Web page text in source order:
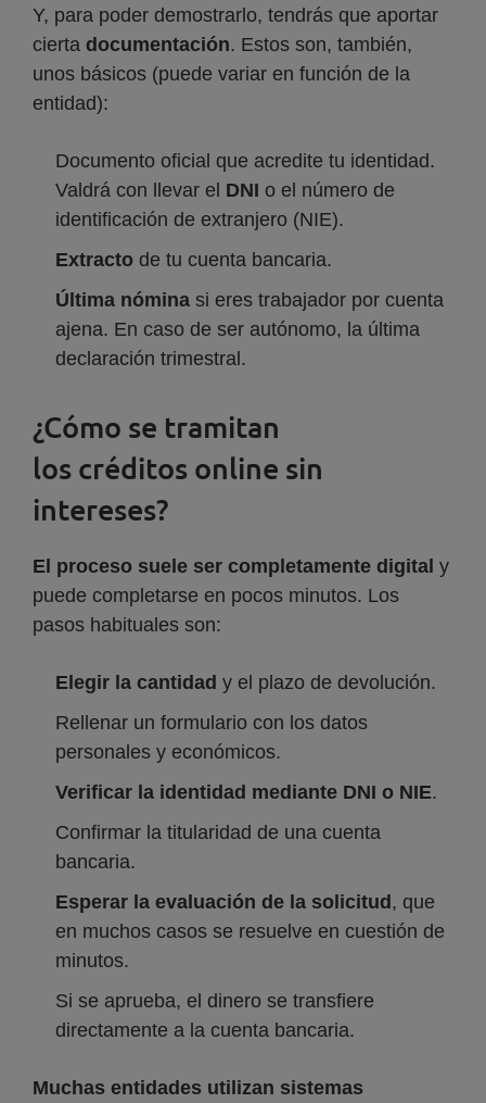
Y, para poder demostrarlo, tendrás que aportar
cierta documentación. Estos son, también,
unos básicos (puede variar en función de la
entidad):
Documento oficial que acredite tu identidad.
Valdrá con llevar el DNI o el número de
identificación de extranjero (NIE).
Extracto de tu cuenta bancaria.
Última nómina si eres trabajador por cuenta
ajena. En caso de ser autónomo, la última
declaración trimestral.
¿Cómo se tramitan
los créditos online sin
intereses?
El proceso suele ser completamente digital y
puede completarse en pocos minutos. Los
pasos habituales son:
Elegir la cantidad y el plazo de devolución.
Rellenar un formulario con los datos
personales y económicos.
Verificar la identidad mediante DNI o NIE.
Confirmar la titularidad de una cuenta
bancaria.
Esperar la evaluación de la solicitud , que
en muchos casos se resuelve en cuestión de
minutos.
Si se aprueba, el dinero se transfiere
directamente a la cuenta bancaria.
Muchas entidades utilizan sistemas